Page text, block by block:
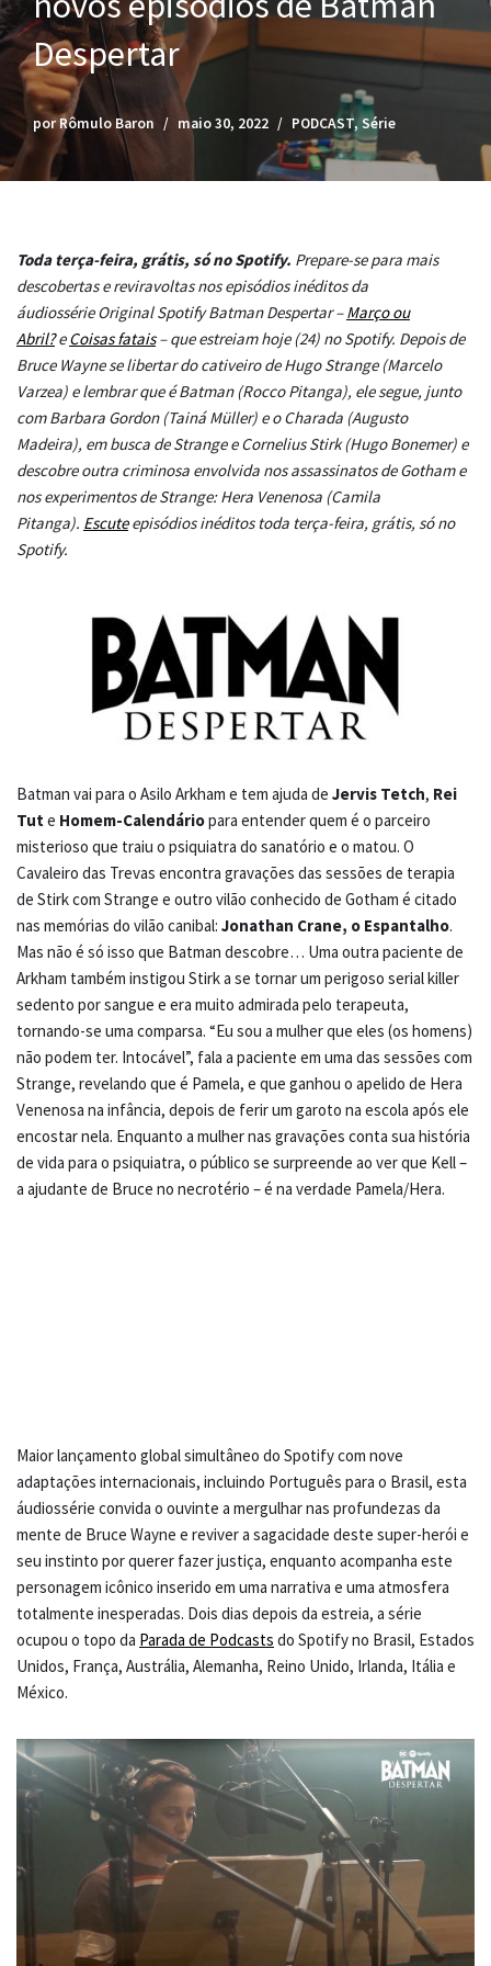
Despertar
porRômulo Baron maio 30, 2022 PODCAST,Série
Toda terça-feira, grátis, só no Spotify. Prepare-se para mais
descobertas e reviravoltas nos episódios inéditos da
áudiossérie Original Spotify Batman Despertar –Março ou
Abril?eCoisas fatais– que estreiam hoje (24) no Spotify. Depois de
Bruce Wayne se libertar do cativeiro de Hugo Strange (Marcelo
Varzea) e lembrar que é Batman (Rocco Pitanga), ele segue, junto
com Barbara Gordon (Tainá Müller) e o Charada (Augusto
Madeira), em busca de Strange e Cornelius Stirk (Hugo Bonemer) e
descobre outra criminosa envolvida nos assassinatos de Gotham e
nos experimentos de Strange: Hera Venenosa (Camila
Pitanga). Escuteepisódios inéditos toda terça-feira, grátis, só no
Spotify.
Batman vai para o Asilo Arkham e tem ajuda de Jervis Tetch, Rei
Tute Homem-Calendáriopara entender quem é o parceiro
misterioso que traiu o psiquiatra do sanatório e o matou. O
Cavaleiro das Trevas encontra gravações das sessões de terapia
de Stirk com Strange e outro vilão conhecido de Gotham é citado
nas memórias do vilão canibal: Jonathan Crane, o Espantalho.
Mas não é só isso que Batman descobre… Uma outra paciente de
Arkham também instigou Stirk a se tornar um perigoso serial killer
sedento por sangue e era muito admirada pelo terapeuta,
tornando-se uma comparsa. “Eu sou a mulher que eles (os homens)
não podem ter. Intocável”, fala a paciente em uma das sessões com
Strange, revelando que é Pamela, e que ganhou o apelido de Hera
Venenosa na infância, depois de ferir um garoto na escola após ele
encostar nela. Enquanto a mulher nas gravações conta sua história
de vida para o psiquiatra, o público se surpreende ao ver que Kell –
a ajudante de Bruce no necrotério – é na verdade Pamela/Hera.
Maior lançamento global simultâneo do Spotify com nove
adaptações internacionais, incluindo Português para o Brasil, esta
áudiossérie convida o ouvinte a mergulhar nas profundezas da
mente de Bruce Wayne e reviver a sagacidade deste super-herói e
seu instinto por querer fazer justiça, enquanto acompanha este
personagem icônico inserido em uma narrativa e uma atmosfera
totalmente inesperadas. Dois dias depois da estreia, a série
ocupou o topo da Parada de Podcasts do Spotify no Brasil, Estados
Unidos, França, Austrália, Alemanha, Reino Unido, Irlanda, Itália e
México.